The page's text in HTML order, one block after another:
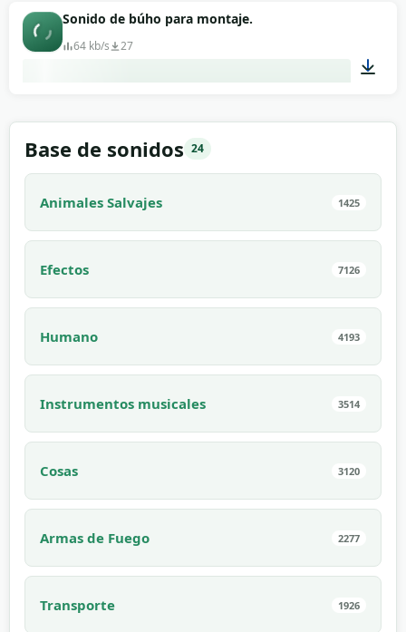
Sonido de búho para montaje.
64 kb/s 27
Base de sonidos 24
Animales Salvajes 1425
Efectos 7126
Humano 4193
Instrumentos musicales 3514
Cosas 3120
Armas de Fuego 2277
Transporte 1926